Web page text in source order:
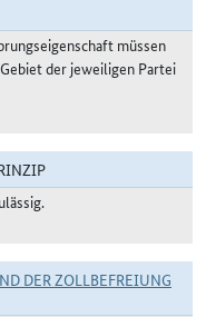
müssen
der jeweiligen Partei
DER ZOLLBEFREIUNG